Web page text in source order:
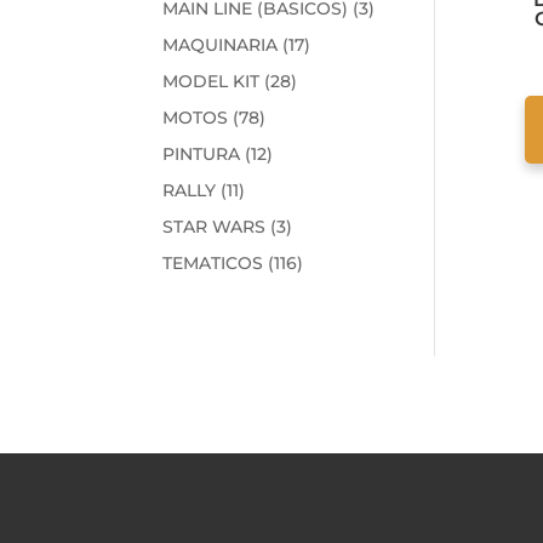
MAIN LINE (BASICOS) 33
MAQUINARIA 1717
MODEL KIT 2828
MOTOS 7878
productos
PINTURA 1212
RALLY 1111
productos
STAR WARS 33
productos
TEMATICOS 116116